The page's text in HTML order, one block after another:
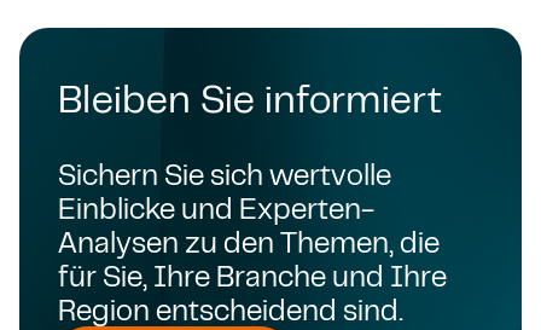
Bleiben Sie informiert
Sichern Sie sich wertvolle
Einblicke und Experten-
Analysen zu den Themen, die
für Sie, Ihre Branche und Ihre
Region entscheidend sind.